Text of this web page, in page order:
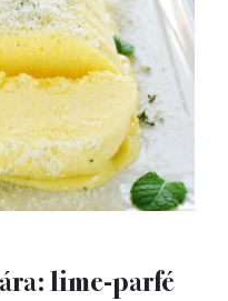
lime-parfé